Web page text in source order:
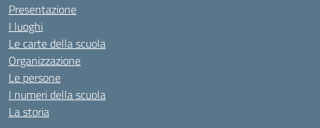
Presentazione
I luoghi
Le carte della scuola
Organizzazione
Le persone
I numeri della scuola
La storia